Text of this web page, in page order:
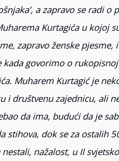
a zapravo se radi o
Kurtagića u kojoj
zapravo ženske pjesme,
kada govorimo o
Muharem Kurtagić je
i društvenu zajednicu, ali
da ima, budući da je
stihova, dok se za ostalih
nažalost, u II